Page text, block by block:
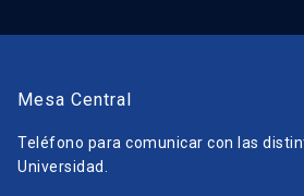
Mesa Central
Teléfono para comunicar con las
Universidad.